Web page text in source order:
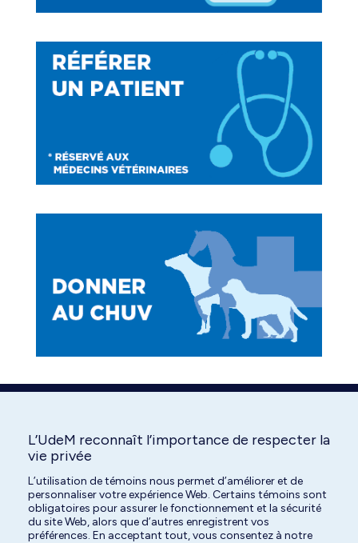
L’UdeM reconnaît l’importance de respecter la
vie privée
L’utilisation de témoins nous permet d’améliorer et de
personnaliser votre expérience Web. Certains témoins sont
obligatoires pour assurer le fonctionnement et la sécurité
du site Web, alors que d’autres enregistrent vos
préférences. En acceptant tout, vous consentez à notre